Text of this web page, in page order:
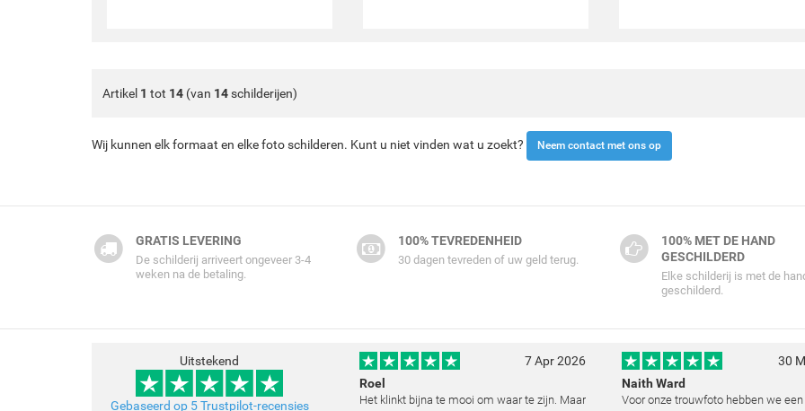
Artikel 1 tot 14 (van 14schilderijen)
Wij kunnen elk formaat en elke foto schilderen. Kunt u niet vinden wat u zoekt? Neem contact met ons op
GRATIS LEVERING
De schilderij arriveert ongeveer 3-4
weken na de betaling.
100% TEVREDENHEID
30 dagen tevreden of uw geld terug.
100% MET DE HAND
GESCHILDERD
Elke schilderij is met de
geschilderd.
Uitstekend
Gebaseerd op 5 Trustpilot-recensies
7 Apr 2026
Roel
Het klinkt bijna te mooi om waar te zijn. Maar
30
Naith Ward
Voor onze trouwfoto hebben we een